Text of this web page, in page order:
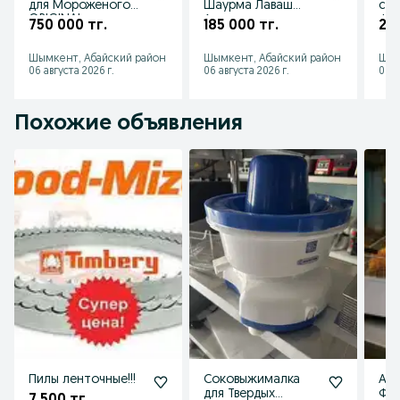
для Мороженого
ORIGINAL с
Мороженое
Аппарат
750 000 тг.
Шымкент, Абайский район
06 августа 2026 г.
Шаурма Лаваш
Аппараты в
Турция!!! Скидки
185 000 тг.
Шымкент, Абайский район
06 августа 2026 г.
2
06
Похожие объявления
Пилы ленточные!!!
Соковыжималка
для Твердых